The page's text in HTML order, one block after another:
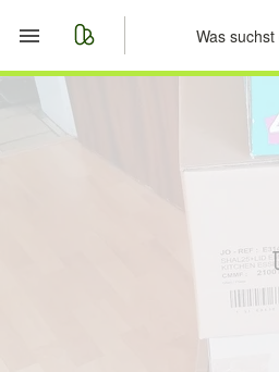
Start
Anzeige aufgeben